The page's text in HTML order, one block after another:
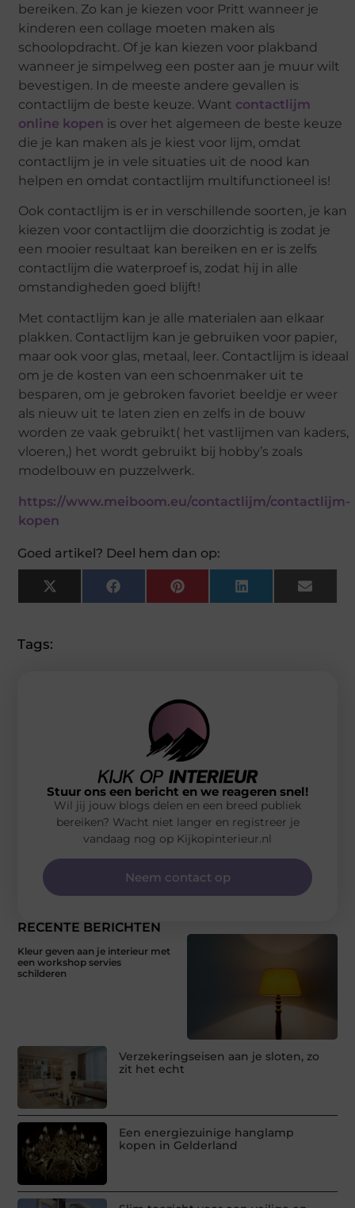
bereiken. Zo kan je kiezen voor Pritt wanneer je
kinderen een collage moeten maken als
schoolopdracht. Of je kan kiezen voor plakband
wanneer je simpelweg een poster aan je muur wilt
bevestigen. In de meeste andere gevallen is
contactlijm de beste keuze. Want contactlijm
online kopen is over het algemeen de beste keuze
die je kan maken als je kiest voor lijm, omdat
contactlijm je in vele situaties uit de nood kan
helpen en omdat contactlijm multifunctioneel is!
Ook contactlijm is er in verschillende soorten, je kan
kiezen voor contactlijm die doorzichtig is zodat je
een mooier resultaat kan bereiken en er is zelfs
contactlijm die waterproef is, zodat hij in alle
omstandigheden goed blijft!
Met contactlijm kan je alle materialen aan elkaar
plakken. Contactlijm kan je gebruiken voor papier,
maar ook voor glas, metaal, leer. Contactlijm is ideaal
om je de kosten van een schoenmaker uit te
besparen, om je gebroken favoriet beeldje er weer
als nieuw uit te laten zien en zelfs in de bouw
worden ze vaak gebruikt( het vastlijmen van kaders,
vloeren,) het wordt gebruikt bij hobby’s zoals
modelbouw en puzzelwerk.
https://www.meiboom.eu/contactlijm/contactlijm-
kopen
Goed artikel? Deel hem dan op:
X
(Twitter)
FacebookPinterestLinkedInEmail
Tags:
RECENTE BERICHTEN
Kleur geven aan je interieur met
een workshop servies
schilderen
Verzekeringseisen aan je sloten, zo
zit het echt
Een energiezuinige hanglamp
kopen in Gelderland
Stuur ons een bericht en we reageren snel!
Wil jij jouw blogs delen en een breed publiek
bereiken? Wacht niet langer en registreer je
vandaag nog op Kijkopinterieur.nl
Neem contact op